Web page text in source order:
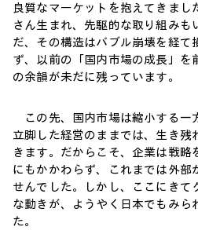
良質なマーケットを抱えてきまし
さん生まれ、先駆的な取り組みも
だ、その構造はバブル崩壊を経て
ず、以前の「国内市場の成長」を
の余韻が未だに残っています。
この先、国内市場は縮小する一
立脚した経営のままでは、生き残
きます。だからこそ、企業は戦略
にもかかわらず、これまでは外部
せんでした。しかし、ここにきて
な動きが、ようやく日本でもみら
た。